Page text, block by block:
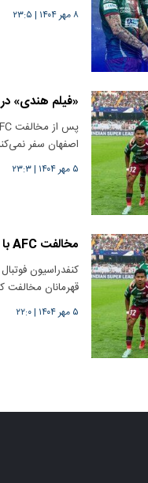
۸ مهر ۱۴۰۴ | ۲۳:۵
«فیلم هندی» در
اصفهان سفر
۵ مهر ۱۴۰۴ |۲۳:۳
مخالفت AFC با درخواست هندی‌ها/ ایران امن است
کنفدراسیون
قهرمانان مخالفت
۵ مهر ۱۴۰۴ |۲۲:۰